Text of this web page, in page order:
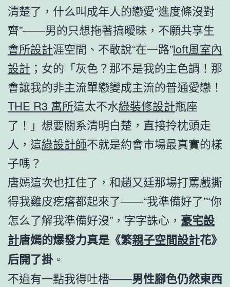
清楚了，什么叫成年人的戀愛“進度條沒對
齊”——男的只想拖著搞曖昧，不願共享生
會所設計涯空間、不敢說“在一路”loft風室內
設計 ；女的「灰色？那不是我的主色調！那
會讓我的非主流單戀變成主流的普通愛戀！
THE R3 寓所這太不水綠裝修設計瓶座
了！」想要關系清明白楚，直接拎枕頭走
人，這綠設計師不就是約會市場最真實的樣
子嗎？
唐嫣這次也扛住了，和趙又廷那場打罵戲撕
得我雞皮疙瘩都起來了——“我準備好了”“你
怎么了解我準備好沒”，字字誅心， 豪宅設
計唐嫣的爆發力真是《繁親子空間設計花》
后開了掛。
不過有一點我得吐槽——男性腳色仍然東西